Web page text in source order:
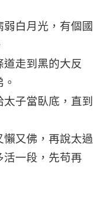
白月光，有個國
走到黑的大反
子當臥底，直到
又佛，再說太過
一段，先苟再